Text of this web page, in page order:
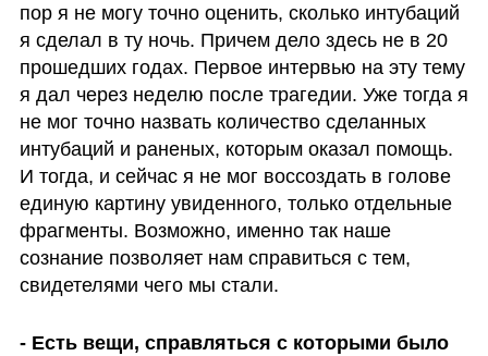
пор я не могу точно оценить, сколько интубаций
я сделал в ту ночь. Причем дело здесь не в 20
прошедших годах. Первое интервью на эту тему
я дал через неделю после трагедии. Уже тогда я
не мог точно назвать количество сделанных
интубаций и раненых, которым оказал помощь.
И тогда, и сейчас я не мог воссоздать в голове
единую картину увиденного, только отдельные
фрагменты. Возможно, именно так наше
сознание позволяет нам справиться с тем,
свидетелями чего мы стали.
- Есть вещи, справляться с которыми было